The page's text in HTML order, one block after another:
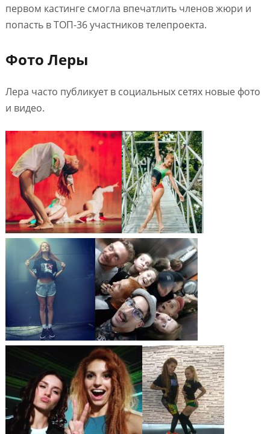
первом кастинге смогла впечатлить членов жюри и
попасть в ТОП-36 участников телепроекта.
Фото Леры
Лера часто публикует в социальных сетях новые фото
и видео.